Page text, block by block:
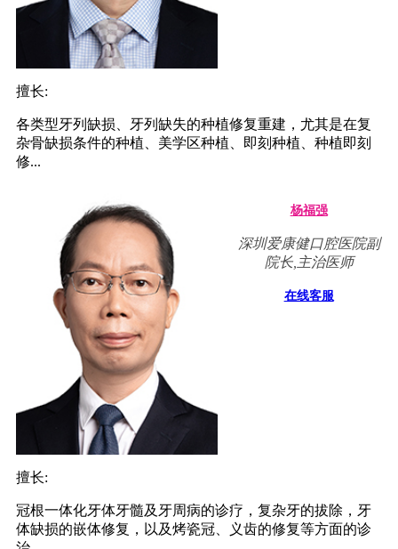
擅长:
各类型牙列缺损、牙列缺失的种植修复重建，尤其是在复
杂骨缺损条件的种植、美学区种植、即刻种植、种植即刻
修...
杨福强
深圳爱康健口腔医院副
院长,主治医师
在线客服
擅长:
冠根一体化牙体牙髓及牙周病的诊疗，复杂牙的拔除，牙
体缺损的嵌体修复，以及烤瓷冠、义齿的修复等方面的诊